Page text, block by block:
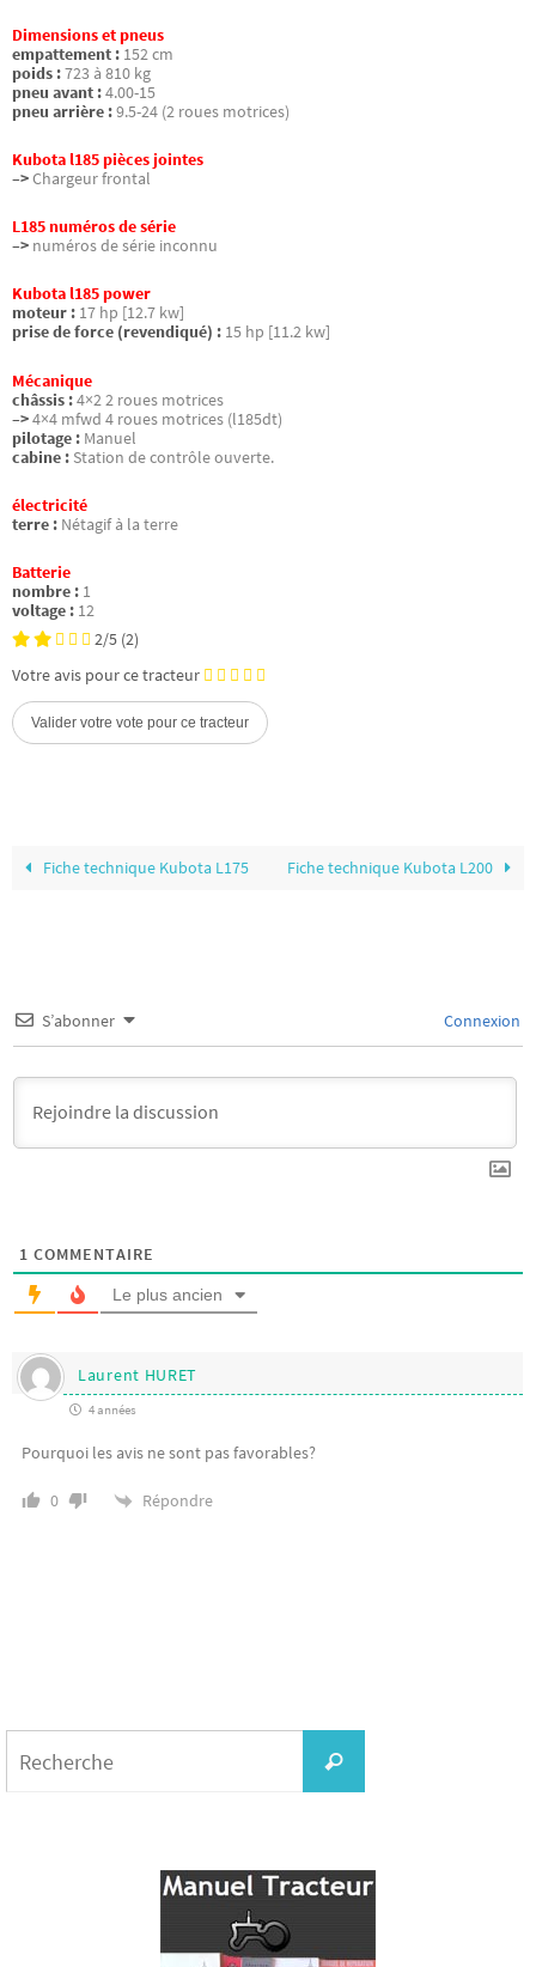
Dimensions et pneus
empattement : 152 cm
poids :723 à 810 kg
pneu avant :4.00-15
pneu arrière :9.5-24 (2 roues motrices)
Kubota l185 pièces jointes
–>Chargeur frontal
L185 numéros de série
–> numéros de série inconnu
Kubota l185 power
moteur : 17 hp [12.7 kw]
prise de force (revendiqué) : 15 hp [11.2 kw]
Mécanique
châssis :4×2 2 roues motrices
–>4×4 mfwd 4 roues motrices (l185dt)
pilotage : Manuel
cabine : Station de contrôle ouverte.
électricité
terre : Nétagif à la terre
Batterie
nombre : 1
voltage : 12
2/5 (2)
Votre avis pour ce tracteur
Fiche technique Kubota L175 Fiche technique Kubota L200
S’abonner Connexion
1 COMMENTAIRE
Le plus ancien
Laurent HURET
4 années
Pourquoi les avis ne sont pas favorables?
0 Répondre
Recherche